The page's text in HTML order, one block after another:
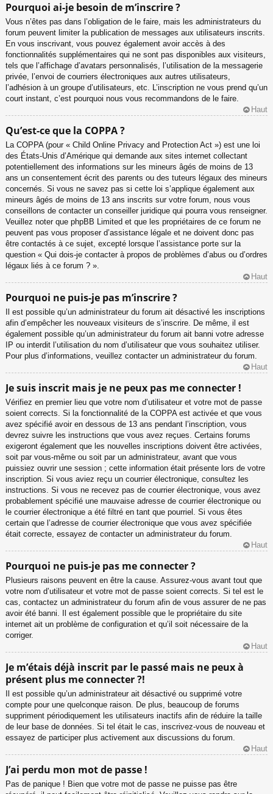
Pourquoi ai-je besoin de m’inscrire ?
Vous n’êtes pas dans l’obligation de le faire, mais les administrateurs du
forum peuvent limiter la publication de messages aux utilisateurs inscrits.
En vous inscrivant, vous pouvez également avoir accès à des
fonctionnalités supplémentaires qui ne sont pas disponibles aux visiteurs,
tels que l’affichage d’avatars personnalisés, l’utilisation de la messagerie
privée, l’envoi de courriers électroniques aux autres utilisateurs,
l’adhésion à un groupe d’utilisateurs, etc. L’inscription ne vous prend qu’un
court instant, c’est pourquoi nous vous recommandons de le faire.
Haut
Qu’est-ce que la COPPA ?
La COPPA (pour « Child Online Privacy and Protection Act ») est une loi
des États-Unis d’Amérique qui demande aux sites internet collectant
potentiellement des informations sur les mineurs âgés de moins de 13
ans un consentement écrit des parents ou des tuteurs légaux des mineurs
concernés. Si vous ne savez pas si cette loi s’applique également aux
mineurs âgés de moins de 13 ans inscrits sur votre forum, nous vous
conseillons de contacter un conseiller juridique qui pourra vous renseigner.
Veuillez noter que phpBB Limited et que les propriétaires de ce forum ne
peuvent pas vous proposer d’assistance légale et ne doivent donc pas
être contactés à ce sujet, excepté lorsque l’assistance porte sur la
question « Qui dois-je contacter à propos de problèmes d’abus ou d’ordres
légaux liés à ce forum ? ».
Haut
Pourquoi ne puis-je pas m’inscrire ?
Il est possible qu’un administrateur du forum ait désactivé les inscriptions
afin d’empêcher les nouveaux visiteurs de s’inscrire. De même, il est
également possible qu’un administrateur du forum ait banni votre adresse
IP ou interdit l’utilisation du nom d’utilisateur que vous souhaitez utiliser.
Pour plus d’informations, veuillez contacter un administrateur du forum.
Haut
Je suis inscrit mais je ne peux pas me connecter !
Vérifiez en premier lieu que votre nom d’utilisateur et votre mot de passe
soient corrects. Si la fonctionnalité de la COPPA est activée et que vous
avez spécifié avoir en dessous de 13 ans pendant l’inscription, vous
devrez suivre les instructions que vous avez reçues. Certains forums
exigeront également que les nouvelles inscriptions doivent être activées,
soit par vous-même ou soit par un administrateur, avant que vous
puissiez ouvrir une session ; cette information était présente lors de votre
inscription. Si vous aviez reçu un courrier électronique, consultez les
instructions. Si vous ne recevez pas de courrier électronique, vous avez
probablement spécifié une mauvaise adresse de courrier électronique ou
le courrier électronique a été filtré en tant que pourriel. Si vous êtes
certain que l’adresse de courrier électronique que vous avez spécifiée
était correcte, essayez de contacter un administrateur du forum.
Haut
Pourquoi ne puis-je pas me connecter ?
Plusieurs raisons peuvent en être la cause. Assurez-vous avant tout que
votre nom d’utilisateur et votre mot de passe soient corrects. Si tel est le
cas, contactez un administrateur du forum afin de vous assurer de ne pas
avoir été banni. Il est également possible que le propriétaire du site
internet ait un problème de configuration et qu’il soit nécessaire de la
corriger.
Haut
Je m’étais déjà inscrit par le passé mais ne peux à
présent plus me connecter ?!
Il est possible qu’un administrateur ait désactivé ou supprimé votre
compte pour une quelconque raison. De plus, beaucoup de forums
suppriment périodiquement les utilisateurs inactifs afin de réduire la taille
de leur base de données. Si tel était le cas, inscrivez-vous de nouveau et
essayez de participer plus activement aux discussions du forum.
Haut
J’ai perdu mon mot de passe !
Pas de panique ! Bien que votre mot de passe ne puisse pas être